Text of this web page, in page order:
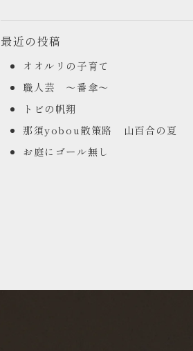
最近の投稿
オオルリの子育て
職人芸 ～番傘～
トビの帆翔
那須yobou散策路 山百合の夏
お庭にゴール無し